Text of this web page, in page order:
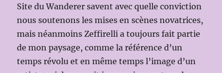
Site du Wanderer savent avec quelle conviction
nous soutenons les mises en scènes novatrices,
mais néanmoins Zeffirelli a toujours fait partie
de mon paysage, comme la référence d’un
temps révolu et en même temps l’image d’un